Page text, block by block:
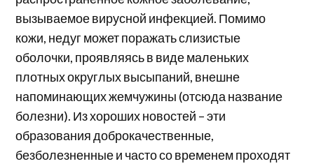
вызываемое вирусной инфекцией. Помимо
кожи, недуг может поражать слизистые
оболочки, проявляясь в виде маленьких
плотных округлых высыпаний, внешне
напоминающих жемчужины (отсюда название
болезни). Из хороших новостей – эти
образования доброкачественные,
безболезненные и часто со временем проходят